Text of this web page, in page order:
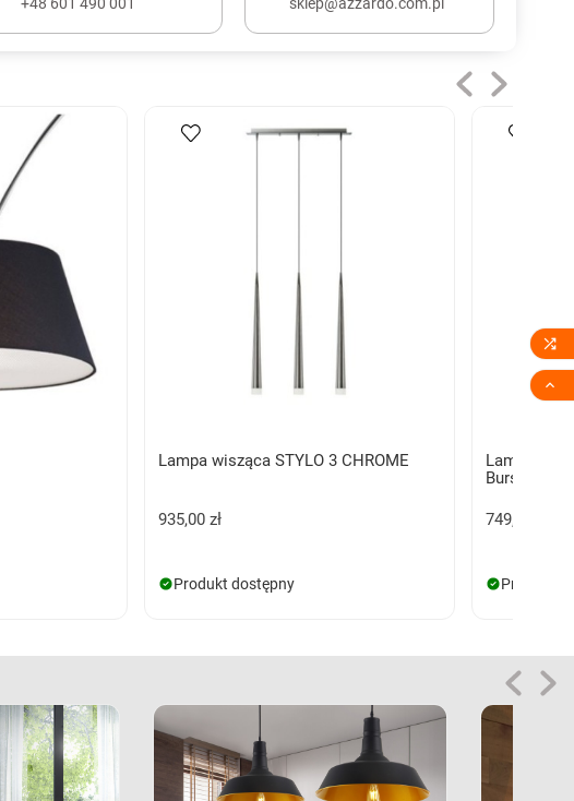
+48 601 490 001
sklep@azzardo.com.pl
Lampa wisząca STYLO 3 CHROME
935,00 zł
Produkt dostępny
Lampa
749,00 zł
Produkt

